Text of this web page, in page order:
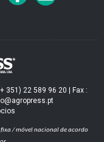
351) 22 589 96 20 | Fax :
/ móvel nacional de acordo